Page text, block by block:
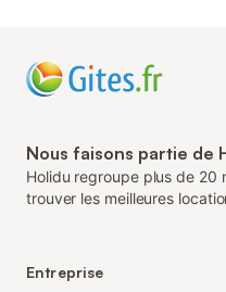
Nous faisons partie de
Holidu regroupe plus de 20
trouver les meilleures
Entreprise